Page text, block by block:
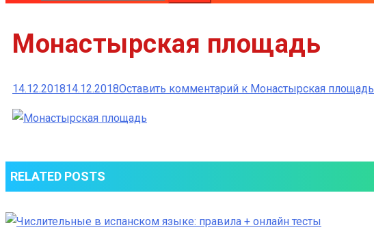
Монастырская площадь
14.12.201814.12.2018Оставить комментарий к Монастырская площадь
RELATED POSTS